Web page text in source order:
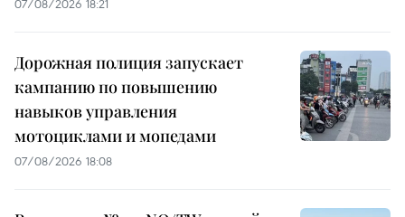
07/08/2026 18:21
Дорожная полиция запускает
кампанию по повышению
навыков управления
мотоциклами и мопедами
07/08/2026 18:08